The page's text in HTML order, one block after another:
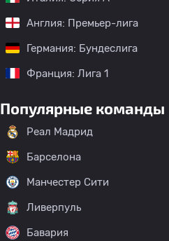
Англия: Премьер-лига
Германия: Бундеслига
Франция: Лига 1
Популярные команды
Реал Мадрид
Барселона
Манчестер Сити
Ливерпуль
Бавария